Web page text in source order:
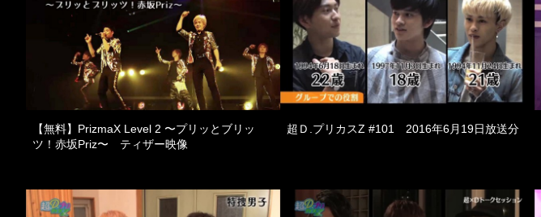
【無料】PrizmaX Level 2 〜プリッとブリッ
ツ！赤坂Priz〜 ティザー映像
超Ｄ.プリカスZ #101 2016年6月19日放送分